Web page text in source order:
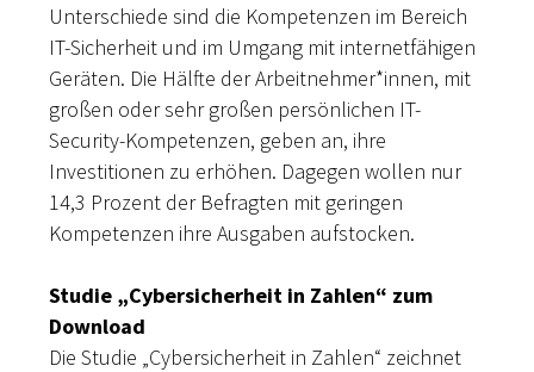
Unterschiede sind die Kompetenzen im Bereich
IT-Sicherheit und im Umgang mit internetfähigen
Geräten. Die Hälfte der Arbeitnehmer*innen, mit
großen oder sehr großen persönlichen IT-
Security-Kompetenzen, geben an, ihre
Investitionen zu erhöhen. Dagegen wollen nur
14,3 Prozent der Befragten mit geringen
Kompetenzen ihre Ausgaben aufstocken.
Studie „Cybersicherheit in Zahlen“ zum
Download
Die Studie „Cybersicherheit in Zahlen“ zeichnet